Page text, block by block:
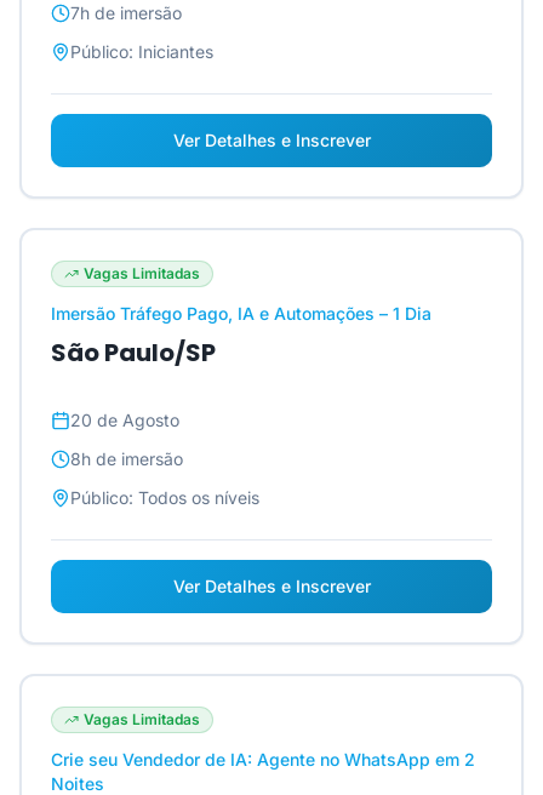
7h de imersão
Público: Iniciantes
Ver Detalhes e Inscrever
Vagas Limitadas
Imersão Tráfego Pago, IA e Automações – 1 Dia
São Paulo/SP
20 de Agosto
8h de imersão
Público: Todos os níveis
Ver Detalhes e Inscrever
Vagas Limitadas
Crie seu Vendedor de IA: Agente no WhatsApp em 2
Noites